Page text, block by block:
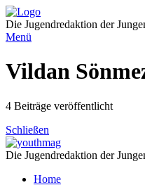
Direkt
zum
Inhalt
Die Jugendredaktion der
Menü
Vildan
4 Beiträge veröffentlicht
Schließen
Die Jugendredaktion der
Home